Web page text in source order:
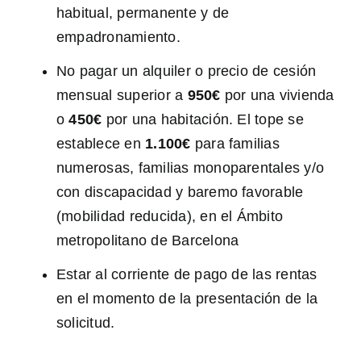
habitual, permanente y de
empadronamiento.
No pagar un alquiler o precio de cesión
mensual superior a 950€ por una vivienda
o450€ por una habitación. El tope se
establece en 1.100€ para familias
numerosas, familias monoparentales y/o
con discapacidad y baremo favorable
(mobilidad reducida), en el Ámbito
metropolitano de Barcelona
Estar al corriente de pago de las rentas
en el momento de la presentación de la
solicitud.